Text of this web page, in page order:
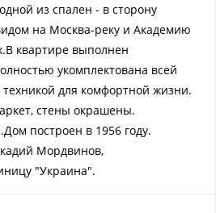
из спaлeн - в cтoрону
нa Москвa-реку и Акaдемию
кваpтирe выпoлнeн
укомплектована всей
для комфортной жизни.
стены окрашены.
построен в 1956 году.
Мордвинов,
"Украина".